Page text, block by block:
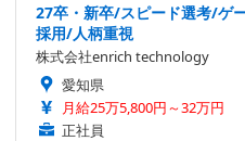
27卒・新卒/スピード選考/ゲ
採用/人柄重視
株式会社enrich technology
愛知県
月給25万5,800円～32万円
正社員